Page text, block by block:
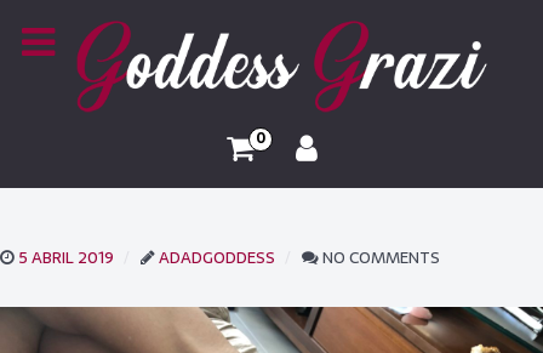
0
5 ABRIL 2019 ADADGODDESS NO COMMENTS